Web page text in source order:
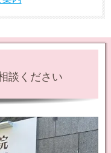
談ください